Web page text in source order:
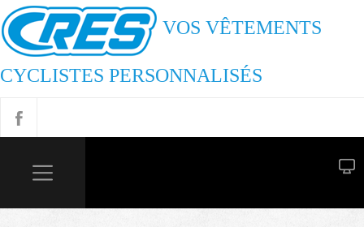
VOS VÊTEMENTS
CYCLISTES PERSONNALISÉS